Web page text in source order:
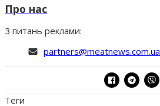
Про нас
З питань реклами:
partners@meatnews.com.ua
Теги